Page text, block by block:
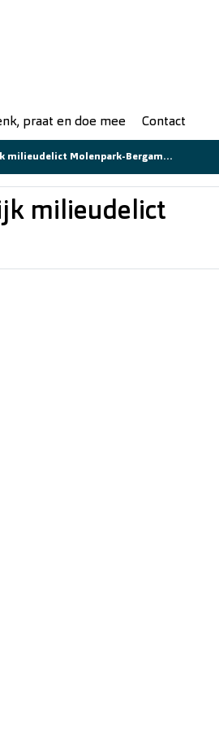
praat en doe mee Contact
Molenpark-Bergambacht
milieudelict